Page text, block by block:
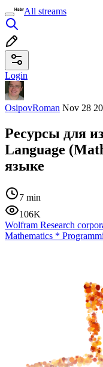
All streams
Login
OsipovRoman Nov 28
Ресурсы для
Language
языке
7 min
106K
Wolfram Research
Mathematics *